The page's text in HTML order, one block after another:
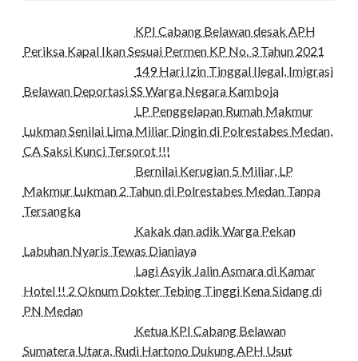
KPI Cabang Belawan desak APH
Periksa Kapal Ikan Sesuai Permen KP No. 3 Tahun 2021
149 Hari Izin Tinggal Ilegal, Imigrasi
Belawan Deportasi SS Warga Negara Kamboja
LP Penggelapan Rumah Makmur
Lukman Senilai Lima Miliar Dingin di Polrestabes Medan,
CA Saksi Kunci Tersorot !!!
Bernilai Kerugian 5 Miliar, LP
Makmur Lukman 2 Tahun di Polrestabes Medan Tanpa
Tersangka
Kakak dan adik Warga Pekan
Labuhan Nyaris Tewas Dianiaya
Lagi Asyik Jalin Asmara di Kamar
Hotel !! 2 Oknum Dokter Tebing Tinggi Kena Sidang di
PN Medan
Ketua KPI Cabang Belawan
Sumatera Utara, Rudi Hartono Dukung APH Usut